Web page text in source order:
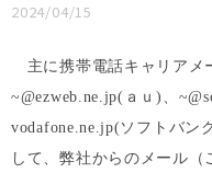
2024/04/15
主に携帯電話キャリアメ
~@ezweb.ne.jp(ａｕ)、
vodafone.ne.jp(ソフトバン
して、弊社からのメール